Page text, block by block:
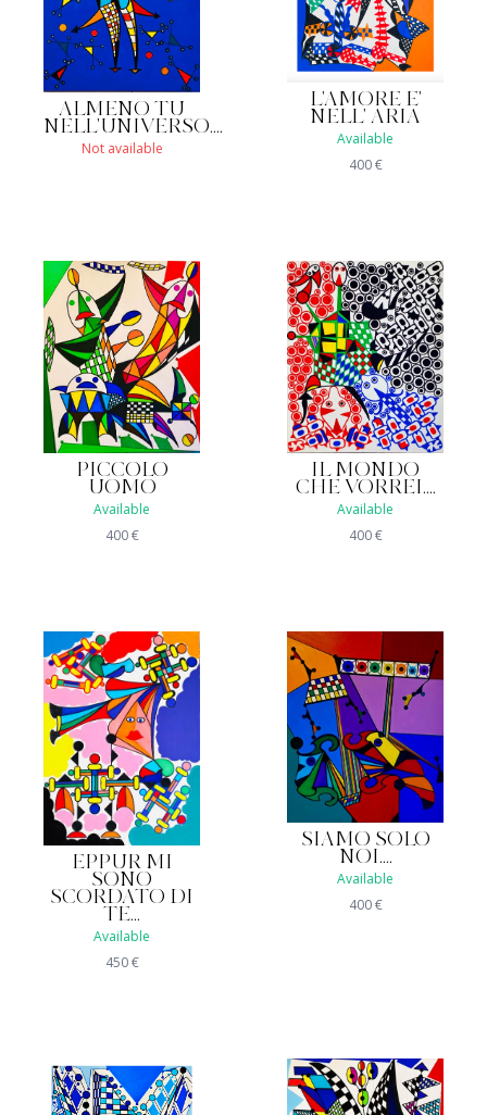
ALMENO TU
NELL'UNIVERSO....
Not available
L'AMORE E'
NELL' ARIA
Available
400€
PICCOLO
UOMO
Available
400€
IL MONDO
CHE VORREI....
Available
400€
EPPUR MI
SONO
SCORDATO DI
TE...
Available
450€
SIAMO SOLO
NOI....
Available
400€